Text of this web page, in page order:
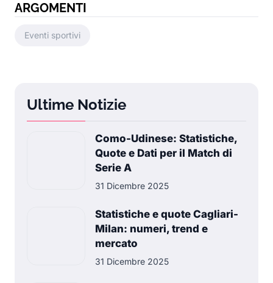
ARGOMENTI
Eventi sportivi
Ultime Notizie
Como-Udinese: Statistiche,
Quote e Dati per il Match di
Serie A
31 Dicembre 2025
Statistiche e quote Cagliari-
Milan: numeri, trend e
mercato
31 Dicembre 2025